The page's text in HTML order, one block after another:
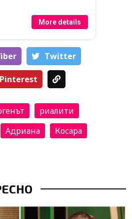
More details
Тwitter
Pinterest
риалити
Адриана
Косара